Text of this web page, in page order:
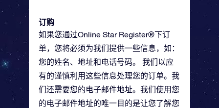
订购
如果您通过Online Star Register®下订
单，您将必须为我们提供一些信息，如：
您的姓名、地址和电话号码。 我们以应
有的谨慎利用这些信息处理您的订单。我
们还需要您的电子邮件地址。我们使用您
的电子邮件地址的唯一目的是让您了解您